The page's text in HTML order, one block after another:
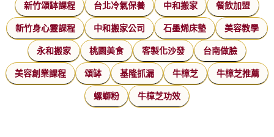
新竹頌缽課程 台北冷氣保養 中和搬家 餐飲加盟
新竹身心靈課程 中和搬家公司 石墨烯床墊 美容教學
永和搬家 桃園美食 客製化沙發 台南做臉
美容創業課程 頌缽 基隆抓漏 牛樟芝 牛樟芝推薦
螺螄粉 牛樟芝功效